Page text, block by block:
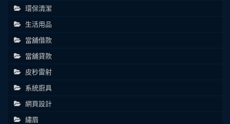
環保清潔
生活用品
當舖借款
當舖貸款
皮秒雷射
系統廚具
網頁設計
繡眉